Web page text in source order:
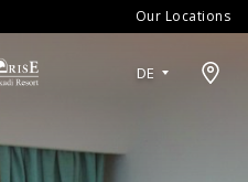
Our Locations
DE
Open map modal